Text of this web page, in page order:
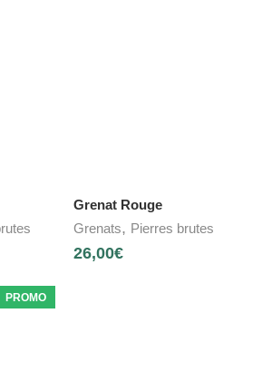
Grenat Rouge
Grenats, Pierres brutes
26,00€
PROMO